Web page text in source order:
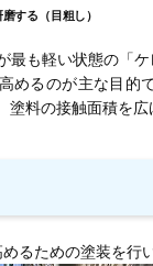
する（目粗し）
最も軽い状態の「
めるのが主な目的
料の接触面積を広
るための塗装を行